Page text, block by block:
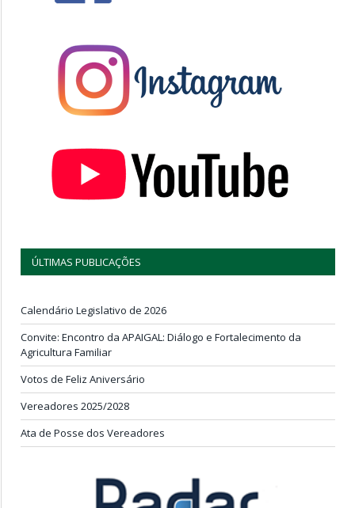
ÚLTIMAS PUBLICAÇÕES
Calendário Legislativo de 2026
Convite: Encontro da APAIGAL: Diálogo e Fortalecimento da
Agricultura Familiar
Votos de Feliz Aniversário
Vereadores 2025/2028
Ata de Posse dos Vereadores